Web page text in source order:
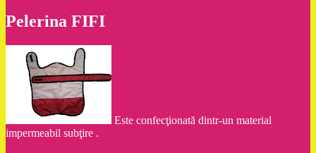
Pelerina FIFI
Este confecţionată dintr-un material
impermeabil subţire .